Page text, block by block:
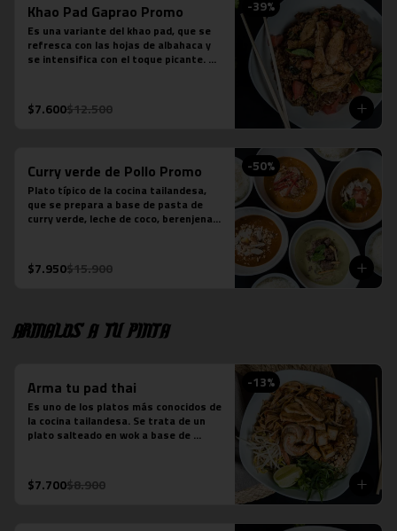
-39%
Khao Pad Gaprao Promo
Es una variante del khao pad, que se
refresca con las hojas de albahaca y
se intensifica con el toque picante.
*Plato levemente picante
$7.600$12.500
-50%
Curry verde de Pollo Promo
Plato típico de la cocina tailandesa,
que se prepara a base de pasta de
curry verde, leche de coco, berenjenas,
$7.950$15.900
Armalos a tu pinta
-13%
Arma tu pad thai
Es uno de los platos más conocidos de
la cocina tailandesa. Se trata de un
plato salteado en wok a base de
cebolla, maní, cebollín, cilantro, diente
de dragón y limón sutil. Se acompaña
$7.700$8.900